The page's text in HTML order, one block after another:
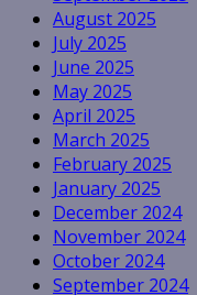
August 2025
July 2025
June 2025
May 2025
April 2025
March 2025
February 2025
January 2025
December 2024
November 2024
October 2024
September 2024